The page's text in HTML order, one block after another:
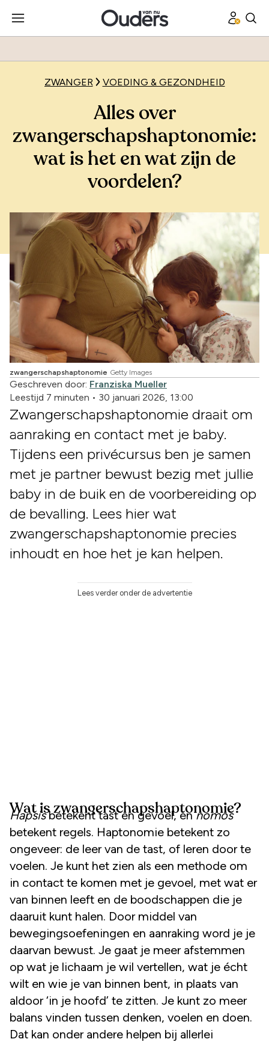
ZWANGER VOEDING & GEZONDHEID
Alles over
zwangerschapshaptonomie:
wat is het en wat zijn de
voordelen?
zwangerschapshaptonomie Getty Images
Geschreven door: Franziska Mueller
Leestijd 7 minuten • 30 januari 2026, 13:00
Zwangerschapshaptonomie draait om
aanraking en contact met je baby.
Tijdens een privécursus ben je samen
met je partner bewust bezig met jullie
baby in de buik en de voorbereiding op
de bevalling. Lees hier wat
zwangerschapshaptonomie precies
inhoudt en hoe het je kan helpen.
Lees verder onder de advertentie
Wat is zwangerschapshaptonomie?
Hapsisbetekent tast en gevoel, ennomos
betekent regels. Haptonomie betekent zo
ongeveer: de leer van de tast, of leren door te
voelen. Je kunt het zien als een methode om
in contact te komen met je gevoel, met wat er
van binnen leeft en de boodschappen die je
daaruit kunt halen. Door middel van
bewegingsoefeningen en aanraking word je je
daarvan bewust. Je gaat je meer afstemmen
op wat je lichaam je wil vertellen, wat je écht
wilt en wie je van binnen bent, in plaats van
aldoor ‘in je hoofd’ te zitten. Je kunt zo meer
balans vinden tussen denken, voelen en doen.
Dat kan onder andere helpen bij allerlei